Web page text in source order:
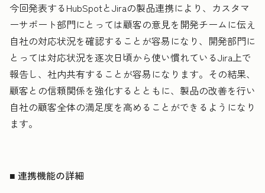
今回発表するHubSpotとJiraの製品連携により、カスタマ
ーサポート部門にとっては顧客の意見を開発チームに伝え
自社の対応状況を確認することが容易になり、開発部門に
とっては対応状況を逐次日頃から使い慣れているJira上で
報告し、社内共有することが容易になります。その結果、
顧客との信頼関係を強化するとともに、製品の改善を行い
自社の顧客全体の満足度を高めることができるようになり
ます。
■ 連携機能の詳細